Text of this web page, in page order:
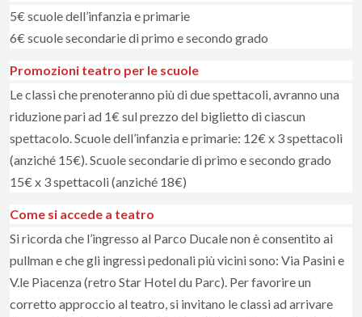
5€ scuole dell’infanzia e primarie
6€ scuole secondarie di primo e secondo grado
Promozioni teatro per le scuole
Le classi che prenoteranno più di due spettacoli, avranno una
riduzione pari ad 1€ sul prezzo del biglietto di ciascun
spettacolo. Scuole dell’infanzia e primarie: 12€ x 3 spettacoli
(anziché 15€). Scuole secondarie di primo e secondo grado
15€ x 3 spettacoli (anziché 18€)
Come si accede a teatro
Si ricorda che l’ingresso al Parco Ducale non è consentito ai
pullman e che gli ingressi pedonali più vicini sono: Via Pasini e
V.le Piacenza (retro Star Hotel du Parc). Per favorire un
corretto approccio al teatro, si invitano le classi ad arrivare